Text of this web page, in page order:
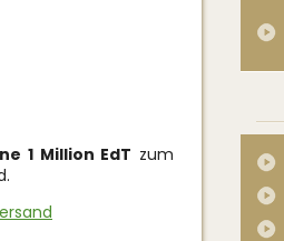
1 Million EdT zum